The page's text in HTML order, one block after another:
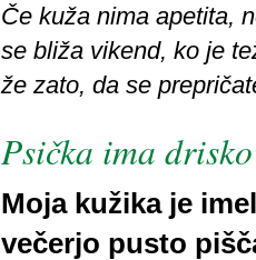
Če kuža nima apetita,
se bliža vikend, ko je
že zato, da se
Psička ima drisko
Moja kužika je
večerjo pusto